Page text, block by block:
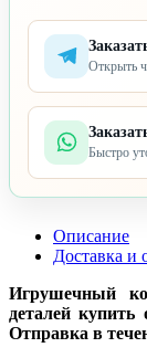
Открыть
Быстро
Описание
Доставка и
Игрушечный
деталей
Отправка в